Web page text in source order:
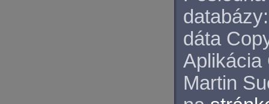
databázy:
dáta
Aplikácia
Martin